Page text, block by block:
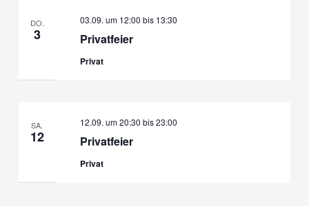
DO.
3 Privatfeier
03.09. um 12:00 bis 13:30
Privat
SA.
12 Privatfeier
12.09. um 20:30 bis23:00
Privat